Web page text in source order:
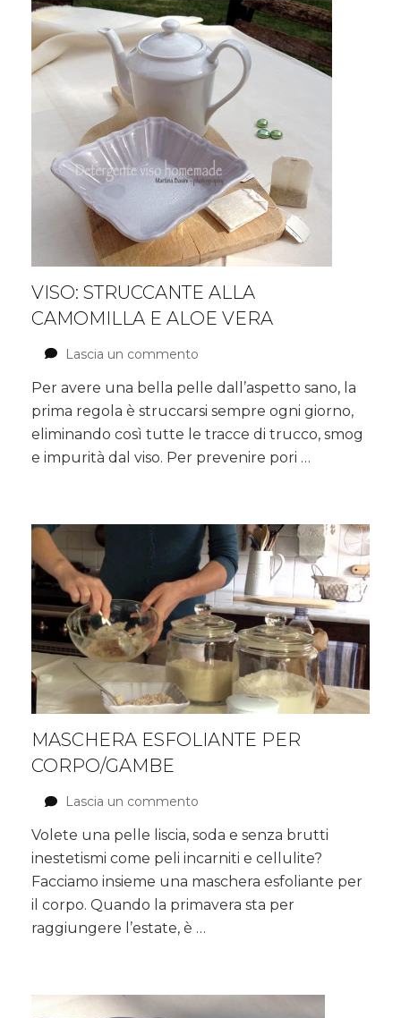
VISO: STRUCCANTE ALLA
CAMOMILLA E ALOE VERA
Lascia un commento
struccante
alla
Camomilla
Aloe
Per avere una bella pelle dall’aspetto sano, la
prima regola è struccarsi sempre ogni giorno,
eliminando così tutte le tracce di trucco, smog
e impurità dal viso. Per prevenire pori …
MASCHERA ESFOLIANTE PER
CORPO/GAMBE
Lascia un commento
esfoliante
per
CORPO/GAMBE
Volete una pelle liscia, soda e senza brutti
inestetismi come peli incarniti e cellulite?
Facciamo insieme una maschera esfoliante per
il corpo. Quando la primavera sta per
raggiungere l’estate, è …